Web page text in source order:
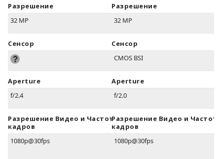
Разрешение
32 MP
Сенсор
Aperture
f/2.4
Разрешение Видео и Частота
кадров
1080p@30fps
Разрешение
32 MP
Сенсор
CMOS BSI
Aperture
f/2.0
Разрешение Видео и Частота
кадров
1080p@30fps